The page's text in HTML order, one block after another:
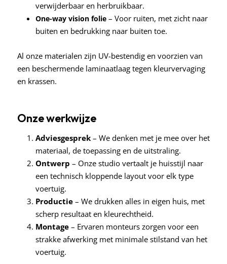
verwijderbaar en herbruikbaar.
One-way vision folie – Voor ruiten, met zicht naar
buiten en bedrukking naar buiten toe.
Al onze materialen zijn UV-bestendig en voorzien van
een beschermende laminaatlaag tegen kleurvervaging
en krassen.
Onze werkwijze
Adviesgesprek – We denken met je mee over het
materiaal, de toepassing en de uitstraling.
Ontwerp – Onze studio vertaalt je huisstijl naar
een technisch kloppende layout voor elk type
voertuig.
Productie – We drukken alles in eigen huis, met
scherp resultaat en kleurechtheid.
Montage – Ervaren monteurs zorgen voor een
strakke afwerking met minimale stilstand van het
voertuig.